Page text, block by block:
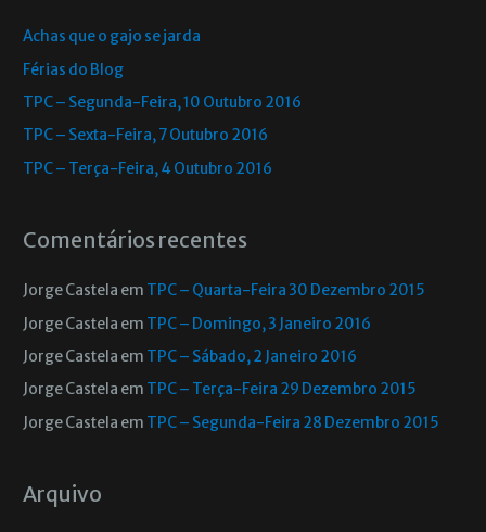
Achas que o gajo se jarda
Férias do Blog
TPC – Segunda-Feira, 10 Outubro 2016
TPC – Sexta-Feira, 7 Outubro 2016
TPC – Terça-Feira, 4 Outubro 2016
Comentários recentes
Jorge Castela em TPC – Quarta-Feira 30 Dezembro 2015
Jorge Castela em TPC – Domingo, 3 Janeiro 2016
Jorge Castela em TPC – Sábado, 2 Janeiro 2016
Jorge Castela em TPC – Terça-Feira 29 Dezembro 2015
Jorge Castela em TPC – Segunda-Feira 28 Dezembro 2015
Arquivo